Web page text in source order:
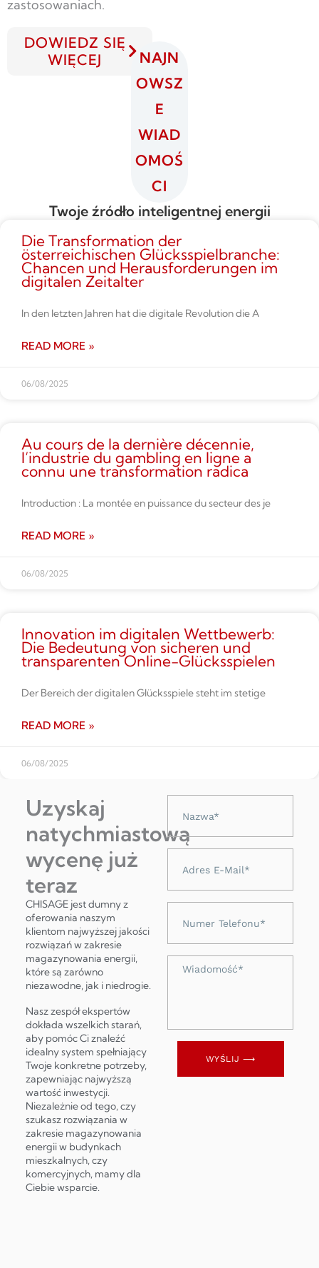
zastosowaniach.
DOWIEDZ SIĘ
WIĘCEJ
NAJN
OWSZ
E
WIAD
OMOŚ
CI
Twoje źródło inteligentnej energii
Die Transformation der
österreichischen Glücksspielbranche:
Chancen und Herausforderungen im
digitalen Zeitalter
In den letzten Jahren hat die digitale Revolution die A
READ MORE »
06/08/2025
Au cours de la dernière décennie,
l’industrie du gambling en ligne a
connu une transformation radica
Introduction : La montée en puissance du secteur des je
READ MORE »
06/08/2025
Innovation im digitalen Wettbe­werb:
Die Bedeutung von sicheren und
transparenten Online-Glücksspielen
Der Bereich der digitalen Glücksspiele steht im stetige
READ MORE »
06/08/2025
Uzyskaj
natychmiastową
wycenę już
teraz
CHISAGE jest dumny z
oferowania naszym
klientom najwyższej jakości
rozwiązań w zakresie
magazynowania energii,
które są zarówno
niezawodne, jak i niedrogie.
Nasz zespół ekspertów
dokłada wszelkich starań,
aby pomóc Ci znaleźć
idealny system spełniający
Twoje konkretne potrzeby,
zapewniając najwyższą
wartość inwestycji.
Niezależnie od tego, czy
szukasz rozwiązania w
zakresie magazynowania
energii w budynkach
mieszkalnych, czy
komercyjnych, mamy dla
Ciebie wsparcie.
telefonu
WYŚLIJ ⟶